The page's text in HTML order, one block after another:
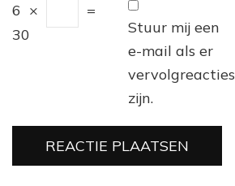
6 ×
=
30
Stuur mij een
e-mail als er
vervolgreacties
zijn.